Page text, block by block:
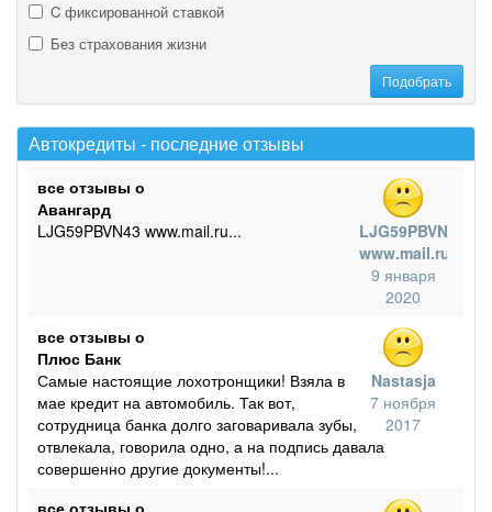
C фиксированной ставкой
Без страхования жизни
Автокредиты - последние отзывы
LJG59PBVN43
www.mail.ru
9 января
2020
все отзывы о
Авангард
LJG59PBVN43 www.mail.ru...
Nastasja
7 ноября
2017
все отзывы о
Плюс Банк
Самые настоящие лохотронщики! Взяла в
мае кредит на автомобиль. Так вот,
сотрудница банка долго заговаривала зубы,
отвлекала, говорила одно, а на подпись давала
совершенно другие документы!...
все отзывы о